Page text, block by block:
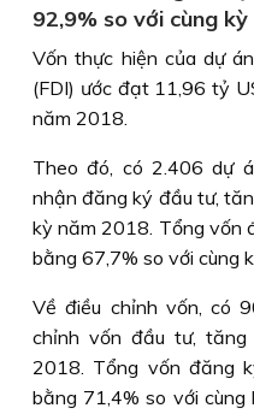
92,9% so với cùng
Vốn thực hiện của dự
(FDI) ước đạt 11,96 tỷ
năm 2018.
Theo đó, có 2.406 dự
nhận đăng ký đầu tư,
kỳ năm 2018. Tổng vốn
bằng 67,7% so với cùng
Về điều chỉnh vốn, có
chỉnh vốn đầu tư,
2018. Tổng vốn đăng
bằng 71,4% so với